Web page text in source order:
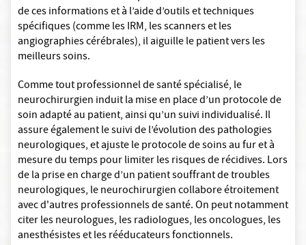
de ces informations et à l’aide d’outils et techniques
spécifiques (comme les IRM, les scanners et les
angiographies cérébrales), il aiguille le patient vers les
meilleurs soins.
Comme tout professionnel de santé spécialisé, le
neurochirurgien induit la mise en place d’un protocole de
soin adapté au patient, ainsi qu’un suivi individualisé. Il
assure également le suivi de l’évolution des pathologies
neurologiques, et ajuste le protocole de soins au fur et à
mesure du temps pour limiter les risques de récidives. Lors
de la prise en charge d’un patient souffrant de troubles
neurologiques, le neurochirurgien collabore étroitement
avec d'autres professionnels de santé. On peut notamment
citer les neurologues, les radiologues, les oncologues, les
anesthésistes et les rééducateurs fonctionnels.